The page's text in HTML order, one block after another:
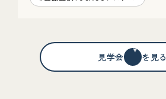
見学会情報を見る